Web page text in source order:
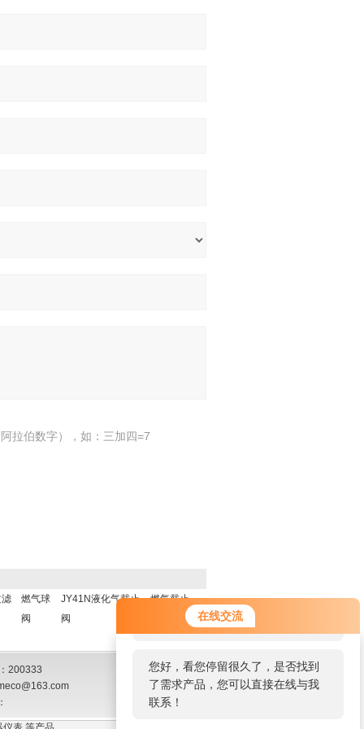
在线交流
您好！欢迎前来咨询，很高兴为您
服务，请问您要咨询什么问题呢？
您好，看您停留很久了，是否找到
了需求产品，您可以直接在线与我
联系！
拉伯数字），如：三加四=7
燃气球
阀
JY41N液化气截止
阀
燃气截止
200333